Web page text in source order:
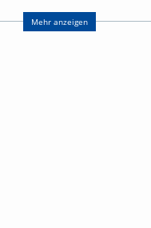
es nicht nur negative,
zeigt, woher solche
Mehr anzeigen